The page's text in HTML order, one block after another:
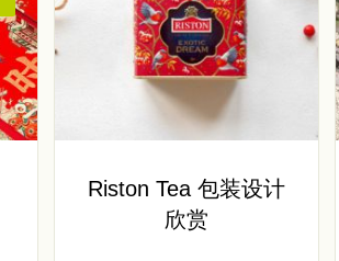
Riston Tea 包装设计
欣赏